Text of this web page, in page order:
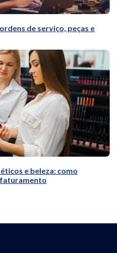
de serviço, peças e
e beleza: como